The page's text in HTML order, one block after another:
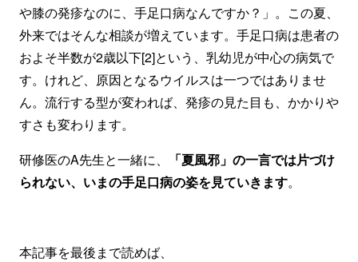
や膝の発疹なのに、手足口病なんですか？」。この夏、
外来ではそんな相談が増えています。手足口病は患者の
およそ半数が2歳以下[2]という、乳幼児が中心の病気で
す。けれど、原因となるウイルスは一つではありませ
ん。流行する型が変われば、発疹の見た目も、かかりや
すさも変わります。
研修医のA先生と一緒に、
「夏風邪」の一言では片づけ
られない、いまの手足口病の姿を見ていきます。
本記事を最後まで読めば、